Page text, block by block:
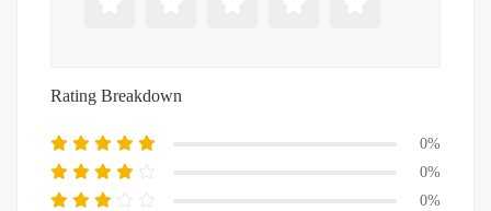
Rating Breakdown
0%
0%
0%